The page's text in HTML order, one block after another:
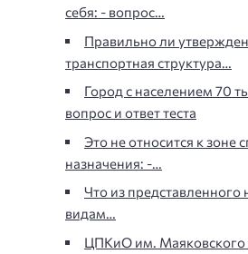
себя: - вопрос…
Правильно ли
транспортная структура…
Город с населением 70
вопрос и ответ теста
Это не относится к зоне
назначения: -…
Что из представленного
видам…
ЦПКиО им. Маяковского